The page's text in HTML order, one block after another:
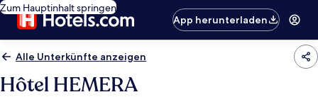
Zum Hauptinhalt springen
App herunterladen
Alle Unterkünfte anzeigen
Hôtel HEMERA